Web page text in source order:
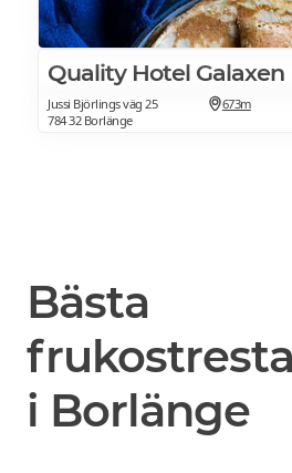
Quality Hotel Galaxen
Jussi Björlings väg 25
784 32 Borlänge
673m
Bästa
i Borlänge